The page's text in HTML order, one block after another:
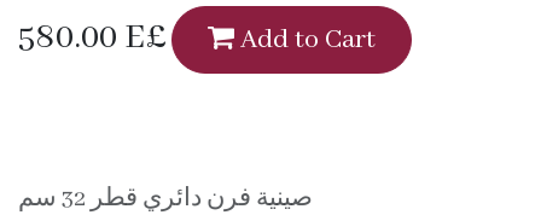
580.00 E£ Add to Cart
صينية فرن دائري قطر 32 سم